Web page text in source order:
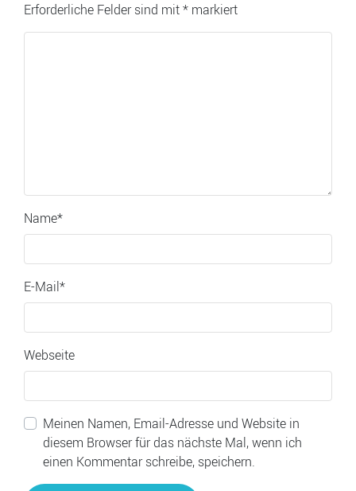
Erforderliche Felder sind mit* markiert
Name*
E-Mail*
Webseite
Meinen Namen, Email-Adresse und Website in
diesem Browser für das nächste Mal, wenn ich
einen Kommentar schreibe, speichern.